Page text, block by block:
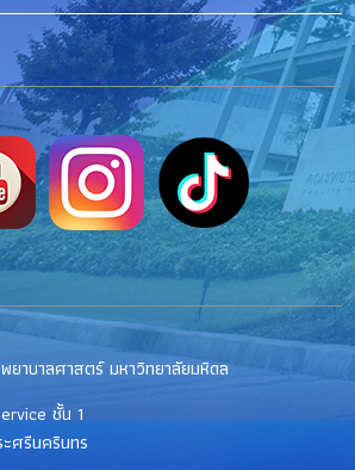
าบาลศาสตร์ มหาวิทยาลัยมหิดล
ชั้น 1
ศรีนครินทร